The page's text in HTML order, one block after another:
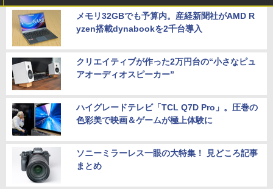
メモリ32GBでも予算内。産経新聞社がAMD R
yzen搭載dynabookを2千台導入
クリエイティブが作った2万円台の“小さなピュ
アオーディオスピーカー”
ハイグレードテレビ「TCL Q7D Pro」。圧巻の
色彩美で映画＆ゲームが極上体験に
ソニーミラーレス一眼の大特集！ 見どころ記事
まとめ